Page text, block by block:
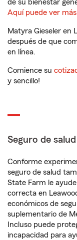
de su bienestar
Aquí puede ver
Matyra Gieseler en
después de que
en línea.
Comience su
y sencillo!
Seguro de salud
Conforme
seguro de salud
State Farm le
correcta en
económicos de
suplementario de
Incluso puede
incapacidad para